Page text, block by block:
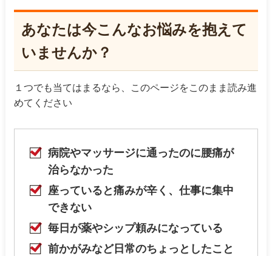
あなたは今こんなお悩みを抱えて
いませんか？
１つでも当てはまるなら、このページをこのまま読み進
めてください
病院やマッサージに通ったのに腰痛が
治らなかった
座っていると痛みが辛く、仕事に集中
できない
毎日が薬やシップ頼みになっている
前かがみなど日常のちょっとしたこと